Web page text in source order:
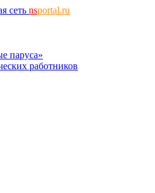
сеть nsportal.ru
паруса»
работников